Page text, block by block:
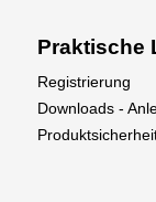
Praktische
Registrierung
Downloads -